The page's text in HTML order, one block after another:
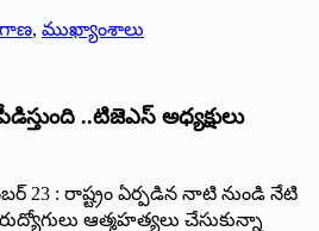
, ముఖ్యాంశాలు
..టిజెఎస్‌ అధ్యక్షులు
23 : ‌రాష్ట్రం ఏర్పడిన నాటి నుండి నేటి
ఆత్మహత్యలు చేసుకున్నా